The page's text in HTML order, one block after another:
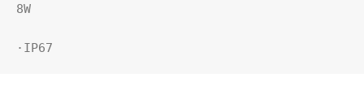
8W
·IP67